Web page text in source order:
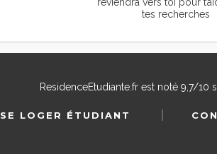
tes recherches
ResidenceEtudiante.frest noté 9,7/10
SE LOGER ÉTUDIANT